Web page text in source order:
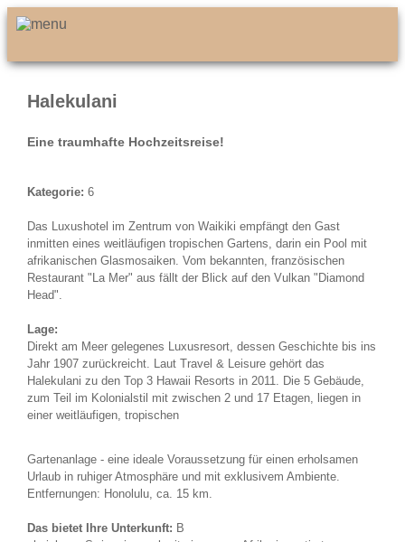
Halekulani
Eine traumhafte Hochzeitsreise!
Kategorie: 6
Das Luxushotel im Zentrum von Waikiki empfängt den Gast
inmitten eines weitläufigen tropischen Gartens, darin ein Pool mit
afrikanischen Glasmosaiken. Vom bekannten, französischen
Restaurant "La Mer" aus fällt der Blick auf den Vulkan "Diamond
Head".
Lage:
Direkt am Meer gelegenes Luxusresort, dessen Geschichte bis ins
Jahr 1907 zurückreicht. Laut Travel & Leisure gehört das
Halekulani zu den Top 3 Hawaii Resorts in 2011. Die 5 Gebäude,
zum Teil im Kolonialstil mit zwischen 2 und 17 Etagen, liegen in
einer weitläufigen, tropischen
Gartenanlage - eine ideale Voraussetzung für einen erholsamen
Urlaub in ruhiger Atmosphäre und mit exklusivem Ambiente.
Entfernungen: Honolulu, ca. 15 km.
Das bietet Ihre Unterkunft: B